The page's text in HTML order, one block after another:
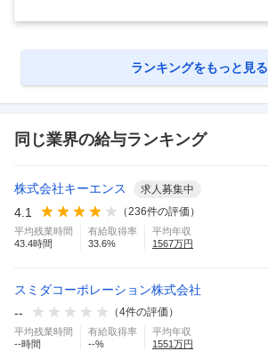
ランキングをもっと見る
同じ業界の給与ランキング
株式会社キーエンス 求人募集中
4.1 （236件の評価）
平均残業時間
43.4時間
有給取得率
33.6%
平均年収
1567万円
スミダコーポレーション株式会社
--
（4件の評価）
平均残業時間
--時間
有給取得率
--%
平均年収
1551 万円